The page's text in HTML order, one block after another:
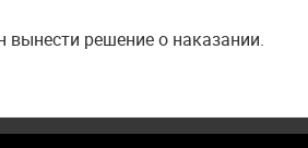
решение о наказании.